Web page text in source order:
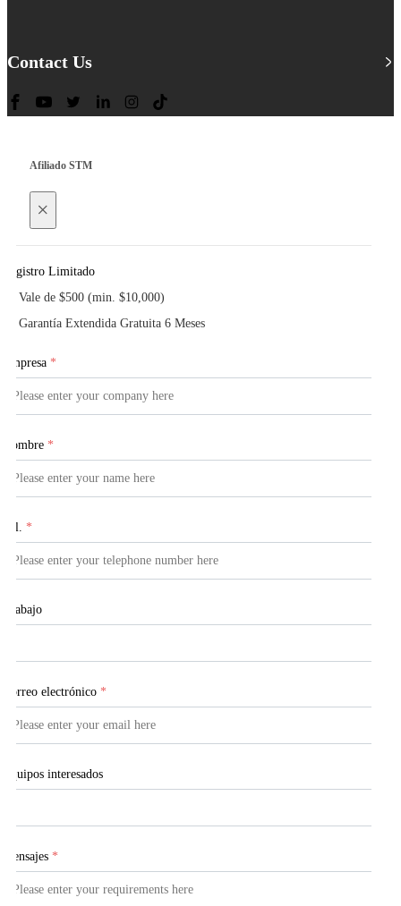
Contact Us
Afiliado STM
×
Registro Limitado
Vale de $500 (min. $10,000)
Garantía Extendida Gratuita 6 Meses
Empresa *
Nombre *
Tel. *
Trabajo
Correo electrónico *
Equipos interesados
Mensajes *